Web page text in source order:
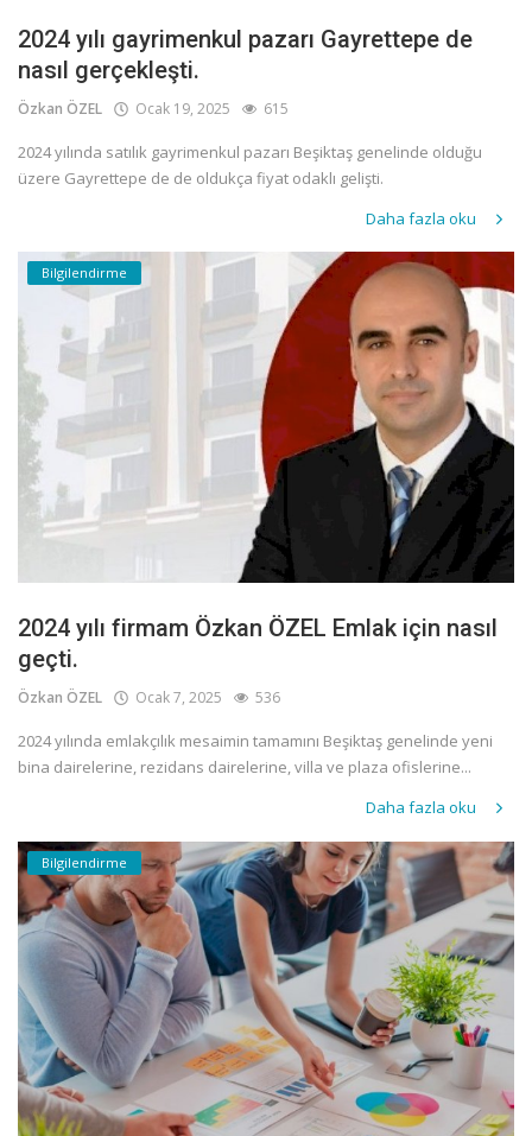
2024 yılı gayrimenkul pazarı Gayrettepe de
nasıl gerçekleşti.
Özkan ÖZEL Ocak 19, 2025 615
2024 yılında satılık gayrimenkul pazarı Beşiktaş genelinde olduğu
üzere Gayrettepe de de oldukça fiyat odaklı gelişti.
Daha fazla oku
Bilgilendirme
2024 yılı firmam Özkan ÖZEL Emlak için nasıl
geçti.
Özkan ÖZEL Ocak 7, 2025 536
2024 yılında emlakçılık mesaimin tamamını Beşiktaş genelinde yeni
bina dairelerine, rezidans dairelerine, villa ve plaza ofislerine...
Daha fazla oku
Bilgilendirme